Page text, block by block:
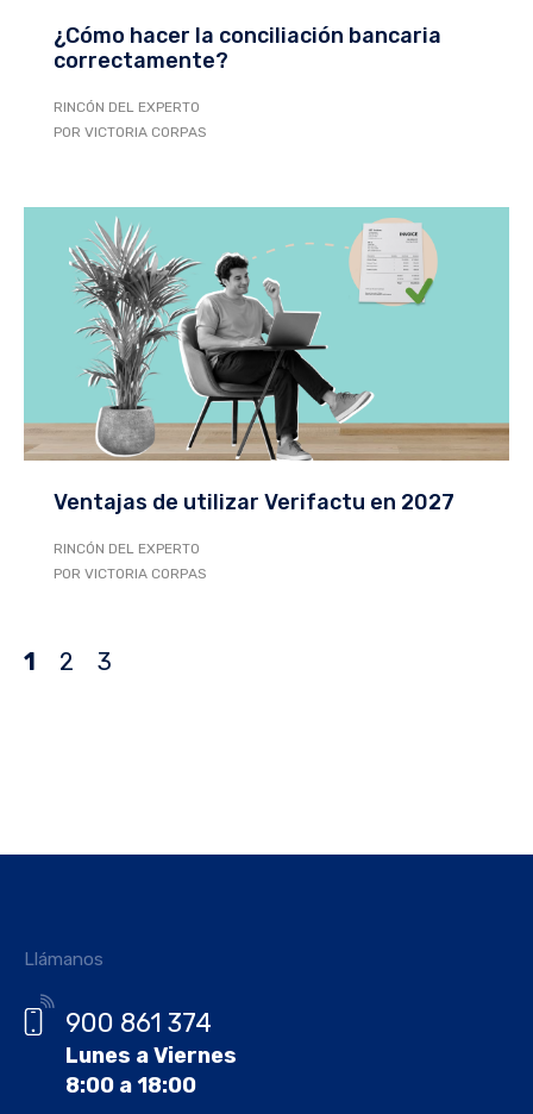
¿Cómo hacer la conciliación bancaria
correctamente?
RINCÓN DEL EXPERTO
POR VICTORIA CORPAS
Ventajas de utilizar Verifactu en 2027
RINCÓN DEL EXPERTO
POR VICTORIA CORPAS
1 2 3
Llámanos
900 861 374
Lunes a Viernes
8:00 a 18:00